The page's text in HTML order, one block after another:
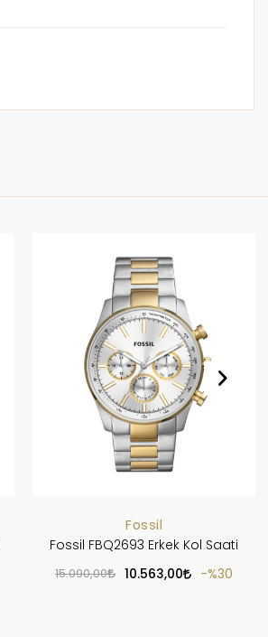
Fossil
Fossil FBQ2693 Erkek Kol Saati
15.090,00 10.563,00 %30